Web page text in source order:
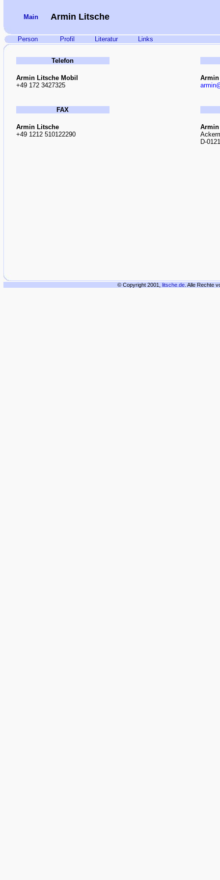
Main Armin Litsche
Person Profil Literatur Links
Telefon
Armin Litsche Mobil
+49 172 3427325
FAX
Armin Litsche
+49 1212 510122290
D-
© Copyright 2001, litsche.de. Alle Rechte